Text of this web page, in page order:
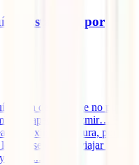
y Estambul por
es un destino que no puede
Capadocia, Izmir… Hay
tu próxima aventura, por lo
consejos para viajar a
[...]